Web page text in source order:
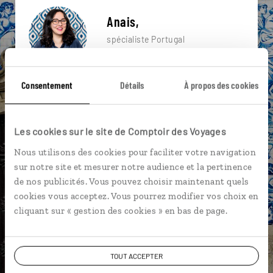
Consentement Détails À propos des cookies
Les cookies sur le site de Comptoir des Voyages
Nous utilisons des cookies pour faciliter votre navigation
sur notre site et mesurer notre audience et la pertinence
de nos publicités. Vous pouvez choisir maintenant quels
cookies vous acceptez. Vous pourrez modifier vos choix en
cliquant sur « gestion des cookies » en bas de page.
TOUT ACCEPTER
Anais,
spécialiste Portugal
Suivez vos envies et demandez conseils à nos
près de vos envies et de la réalité du pays.
Échangez en face à face ou depuis nos studios
connectés en agence, mais aussi par email ou
téléphone.
Vous gardez le même interlocuteur avant,